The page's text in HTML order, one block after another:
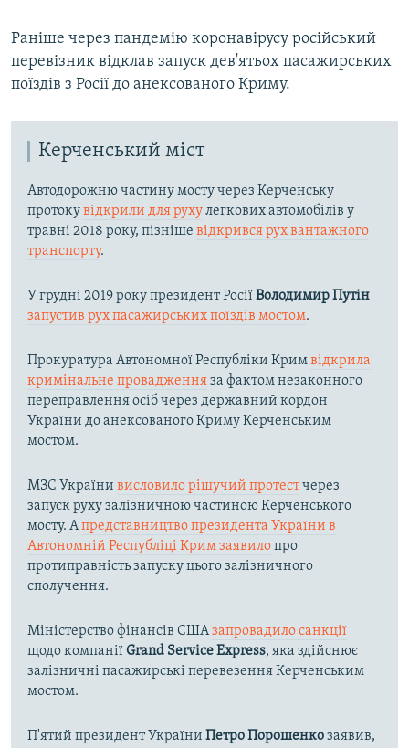
Раніше через пандемію коронавірусу російський
перевізник відклав запуск дев'ятьох пасажирських
поїздів з Росії до анексованого Криму.
Керченський міст
Автодорожню частину мосту через Керченську
протокувідкрили для рухулегкових автомобілів у
травні 2018 року, пізніше відкрився рух вантажного
транспорту.
У грудні 2019 року президент РосіїВолодимир Путін
запустив рух пасажирських поїздів мостом.
Прокуратура Автономної Республіки Кримвідкрила
кримінальне провадженняза фактом незаконного
переправлення осіб через державний кордон
України до анексованого Криму Керченським
мостом.
МЗС України висловило рішучий протестчерез
запуск руху залізничною частиною Керченського
мосту. Апредставництво президента України в
Автономній Республіці Крим заявилопро
протиправність запуску цього залізничного
сполучення.
Міністерство фінансів СШАзапровадило санкції
щодо компаніїGrand Service Express, яка здійснює
залізничні пасажирські перевезення Керченським
мостом.
П'ятий президент України Петро Порошенкозаявив,